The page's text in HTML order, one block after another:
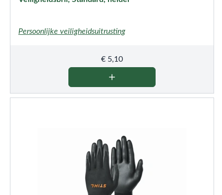
Persoonlijke veiligheidsuitrusting
€ 5,10